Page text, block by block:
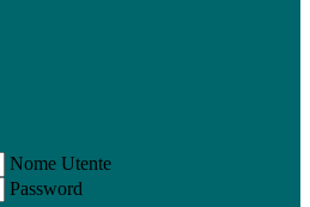
Nome Utente
Password